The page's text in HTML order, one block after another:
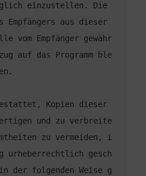
einzustellen. Die
Empfängers aus dieser
vom Empfänger gewähr
auf das Programm ble
Kopien dieser
und zu verbreite
zu vermeiden, i
urheberrechtlich gesch
der folgenden Weise g